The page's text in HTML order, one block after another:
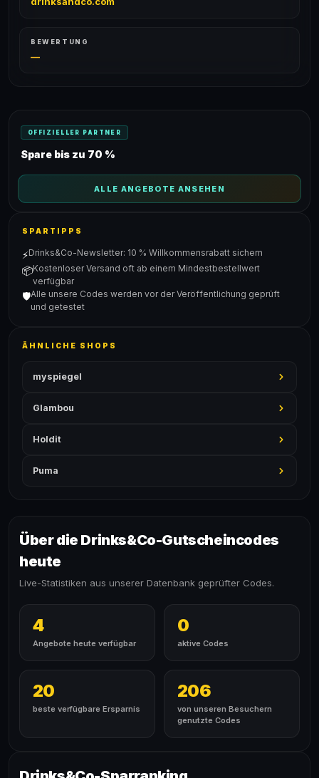
BEWERTUNG
—
OFFIZIELLER PARTNER
Spare bis zu 70 %
ALLE ANGEBOTE ANSEHEN
SPARTIPPS
⚡Drinks&Co-Newsletter: 10 % Willkommensrabatt sichern
📦Kostenloser Versand oft ab einem Mindestbestellwert
verfügbar
🛡️Alle unsere Codes werden vor der Veröffentlichung geprüft
und getestet
ÄHNLICHE SHOPS
myspiegel
Glambou
Holdit
Puma
Über die Drinks&Co-Gutscheincodes
heute
Live-Statistiken aus unserer Datenbank geprüfter Codes.
4
Angebote heute verfügbar
0
aktive Codes
20
beste verfügbare Ersparnis
206
von unseren Besuchern
genutzte Codes